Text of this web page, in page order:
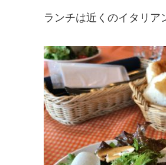
ランチは近くのイタリア